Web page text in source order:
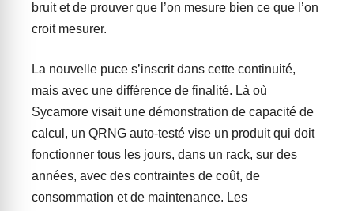
bruit et de prouver que l’on mesure bien ce que l’on
croit mesurer.
La nouvelle puce s’inscrit dans cette continuité,
mais avec une différence de finalité. Là où
Sycamore visait une démonstration de capacité de
calcul, un QRNG auto-testé vise un produit qui doit
fonctionner tous les jours, dans un rack, sur des
années, avec des contraintes de coût, de
consommation et de maintenance. Les